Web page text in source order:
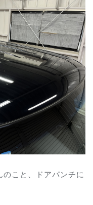
こと、ドアパンチに